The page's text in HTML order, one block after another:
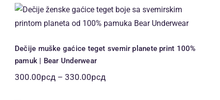
300.00рсд
до
330.00рсд
Dečije muške gaćice teget svemir
planete print 100% pamuk | Bear
Underwear
Dečije muške gaćice teget svemir planete print 100%
pamuk | Bear Underwear
300.00рсд – 330.00рсд